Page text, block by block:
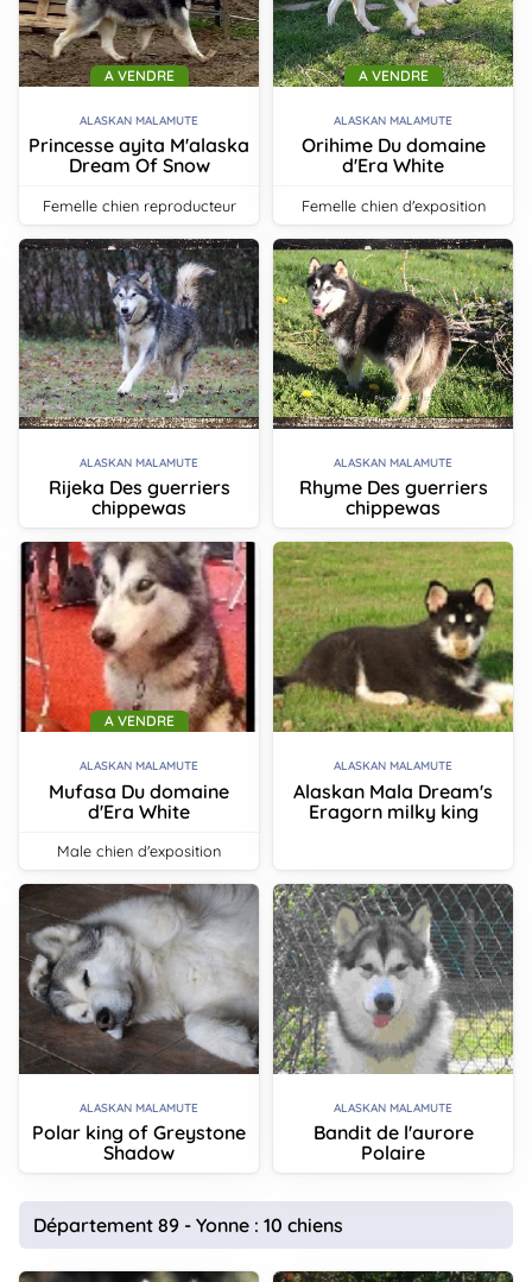
A VENDRE
ALASKAN MALAMUTE
Princesse ayita M'alaska
Dream Of Snow
femelle chien reproducteur
A VENDRE
ALASKAN MALAMUTE
Orihime Du domaine
d'Era White
femelle chien d'exposition
ALASKAN MALAMUTE
Rijeka Des guerriers
chippewas
ALASKAN MALAMUTE
Rhyme Des guerriers
chippewas
A VENDRE
ALASKAN MALAMUTE
Mufasa Du domaine
d'Era White
male chien d'exposition
ALASKAN MALAMUTE
Alaskan Mala Dream's
Eragorn milky king
ALASKAN MALAMUTE
Polar king of Greystone
Shadow
ALASKAN MALAMUTE
Bandit de l'aurore
Polaire
Département 89 - Yonne : 10 chiens